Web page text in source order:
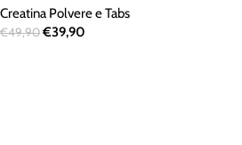
Creatina Polvere e Tabs
€49,90€39,90